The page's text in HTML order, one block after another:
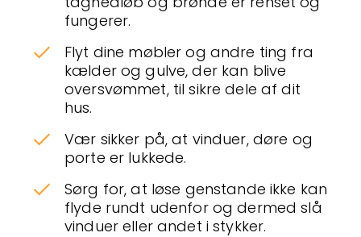
fungerer.
Flyt dine møbler og andre ting fra
kælder og gulve, der kan blive
oversvømmet, til sikre dele af dit
hus.
Vær sikker på, at vinduer, døre og
porte er lukkede.
Sørg for, at løse genstande ikke kan
flyde rundt udenfor og dermed slå
vinduer eller andet i stykker.